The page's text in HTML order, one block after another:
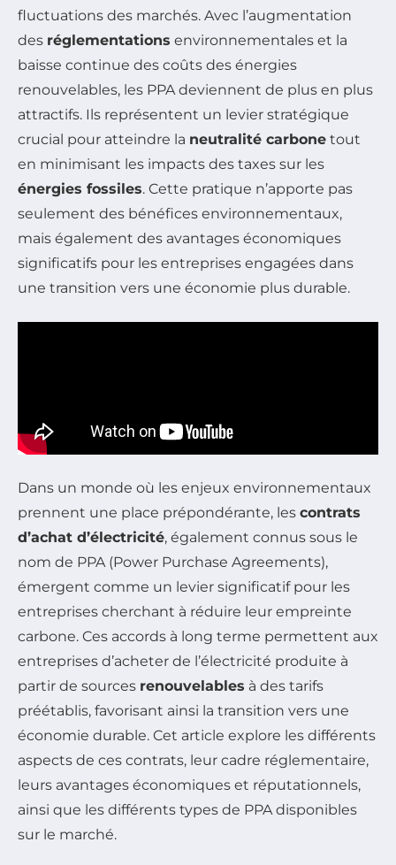
fluctuations des marchés. Avec l’augmentation
des réglementations environnementales et la
baisse continue des coûts des énergies
renouvelables, les PPA deviennent de plus en plus
attractifs. Ils représentent un levier stratégique
crucial pour atteindre la neutralité carbone tout
en minimisant les impacts des taxes sur les
énergies fossiles. Cette pratique n’apporte pas
seulement des bénéfices environnementaux,
mais également des avantages économiques
significatifs pour les entreprises engagées dans
une transition vers une économie plus durable.
Dans un monde où les enjeux environnementaux
prennent une place prépondérante, les contrats
d’achat d’électricité, également connus sous le
nom de PPA (Power Purchase Agreements),
émergent comme un levier significatif pour les
entreprises cherchant à réduire leur empreinte
carbone. Ces accords à long terme permettent aux
entreprises d’acheter de l’électricité produite à
partir de sources renouvelables à des tarifs
préétablis, favorisant ainsi la transition vers une
économie durable. Cet article explore les différents
aspects de ces contrats, leur cadre réglementaire,
leurs avantages économiques et réputationnels,
ainsi que les différents types de PPA disponibles
sur le marché.